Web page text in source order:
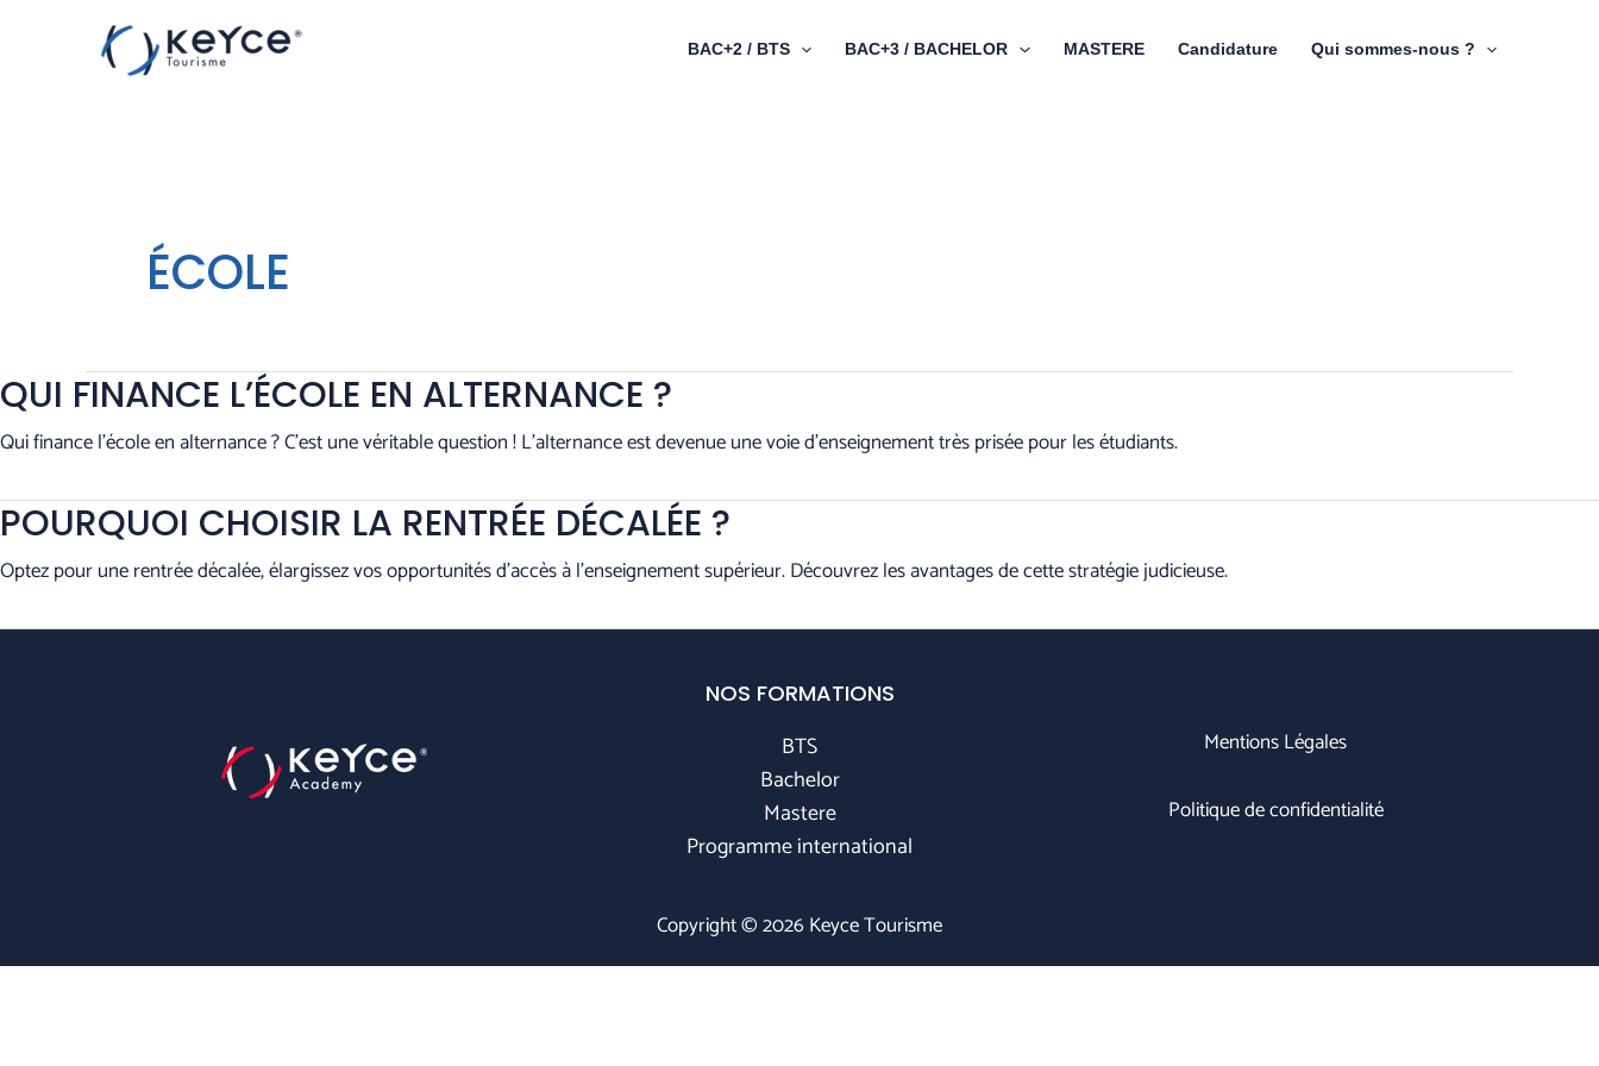
BAC+2 / BTS BAC+3 / BACHELOR MASTERE Candidature Qui sommes-nous ?
ÉCOLE
QUI FINANCE L’ÉCOLE EN ALTERNANCE ?
Qui finance l’école en alternance ? C’est une véritable question ! L’alternance est devenue une voie d’enseignement très prisée pour les étudiants.
POURQUOI CHOISIR LA RENTRÉE DÉCALÉE ?
Optez pour une rentrée décalée, élargissez vos opportunités d’accès à l’enseignement supérieur. Découvrez les avantages de cette stratégie judicieuse.
NOS FORMATIONS
BTS
Bachelor
Mastere
Programme international
Mentions Légales
Politique de confidentialité
Copyright © 2026 Keyce Tourisme